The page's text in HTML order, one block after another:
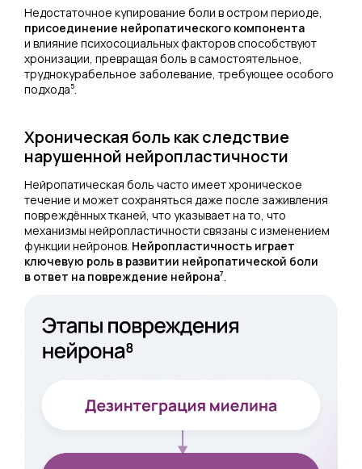
Недостаточное купирование боли в остром периоде,
присоединение нейропатического компонента
и влияние психосоциальных факторов способствуют
хронизации, превращая боль в самостоятельное,
труднокурабельное заболевание, требующее особого
подхода5
Хроническая боль как следствие
нарушенной нейропластичности
Нейропатическая боль часто имеет хроническое
течение и может сохраняться даже после заживления
повреждённых тканей, что указывает на то, что
механизмы нейропластичности связаны с изменением
функции нейронов. Нейропластичность играет
ключевую роль в развитии нейропатической боли
в ответ на повреждение нейрона7